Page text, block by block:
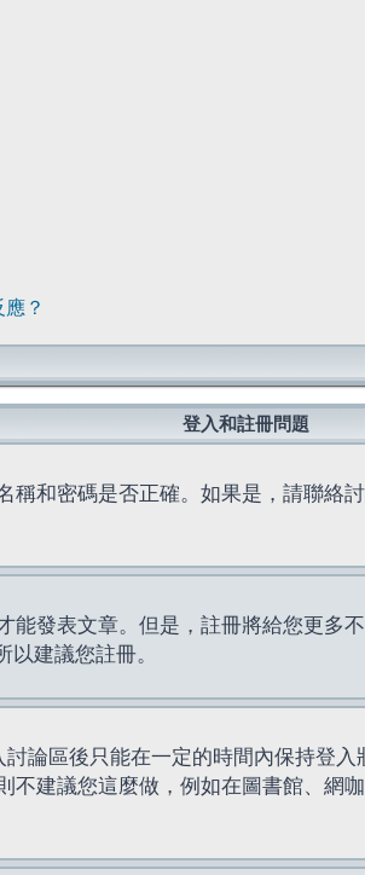
？
登入和註冊問題
和密碼是否正確。如果是，請聯絡
發表文章。但是，註冊將給您更多
建議您註冊。
論區後只能在一定的時間內保持登
不建議您這麼做，例如在圖書館、網